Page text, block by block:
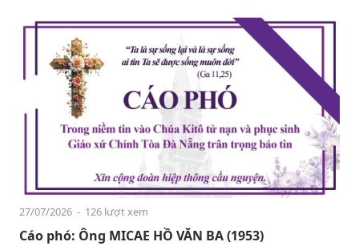
27/07/2026 - 126 lượt xem
Cáo phó: Ông MICAE HỒ VĂN BA (1953)